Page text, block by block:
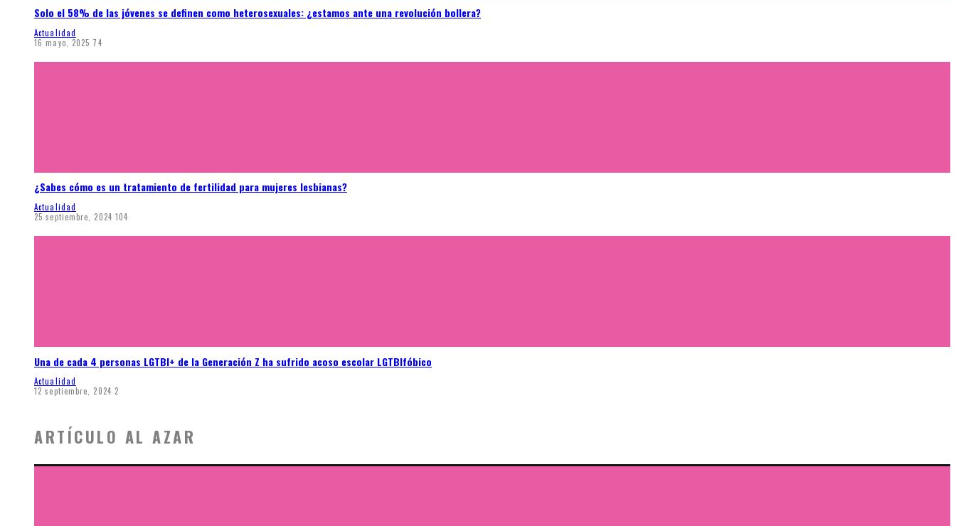
Solo el 58% de las jóvenes se definen como heterosexuales: ¿estamos ante una revolución bollera?
Actualidad
16 mayo, 2025 74
¿Sabes cómo es un tratamiento de fertilidad para mujeres lesbianas?
Actualidad
25 septiembre, 2024 104
Una de cada 4 personas LGTBI+ de la Generación Z ha sufrido acoso escolar LGTBIfóbico
Actualidad
12 septiembre, 2024 2
ARTÍCULO AL AZAR